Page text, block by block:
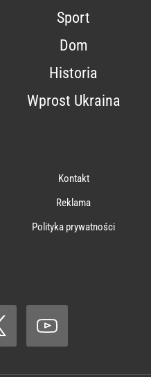
Sport
Dom
Historia
Wprost Ukraina
Kontakt
Reklama
Polityka prywatności